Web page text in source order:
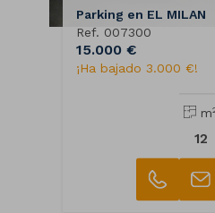
Parking en EL MILAN
Ref. 007300
15.000 €
¡Ha bajado 3.000 €!
m
12